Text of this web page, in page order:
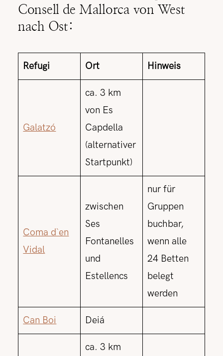
Consell de Mallorca von West
nach Ost:
Refugi Ort Hinweis
Galatzó
ca. 3 km
von Es
Capdella
(alternativer
Startpunkt)
Coma d`en
Vidal
zwischen
Ses
Fontanelles
und
Estellencs
nur für
Gruppen
buchbar,
wenn alle
24 Betten
belegt
werden
Can Boi Deiá
ca. 3 km